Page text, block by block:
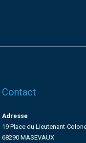
Contact
Adresse
19 Place du Lieutenant-
68290 MASEVAUX